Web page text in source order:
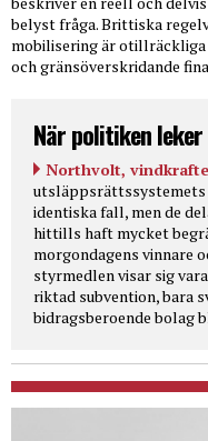
belyst fråga. Brittiska
mobilisering är
och gränsöverskridande
När politiken
Northvolt,
utsläppsrättssystemets
identiska fall, men de
hittills haft mycket
morgondagens vinnare
styrmedlen visar sig
riktad subvention, bara
bidragsberoende bolag